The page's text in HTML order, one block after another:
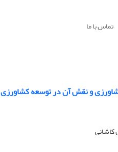
تماس با ما
و نقش آن در توسعه کشاورزی
کاشانی